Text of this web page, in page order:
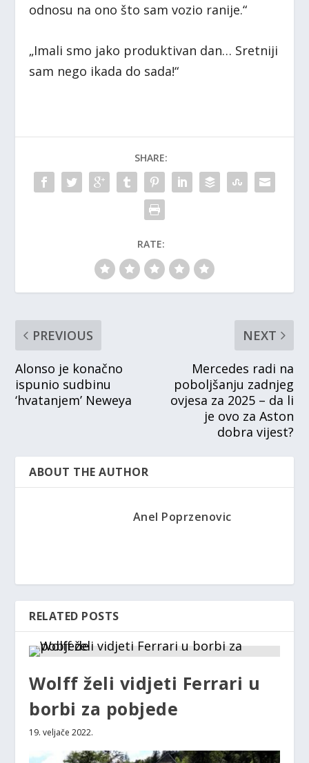
odnosu na ono što sam vozio ranije.“
„Imali smo jako produktivan dan… Sretniji
sam nego ikada do sada!“
SHARE:
RATE:
PREVIOUS
Alonso je konačno
ispunio sudbinu
‘hvatanjem’ Neweya
NEXT
Mercedes radi na
poboljšanju zadnjeg
ovjesa za 2025 – da li
je ovo za Aston
dobra vijest?
ABOUT THE AUTHOR
Anel Poprzenovic
RELATED POSTS
Wolff želi vidjeti Ferrari u
borbi za pobjede
19. veljače 2022.